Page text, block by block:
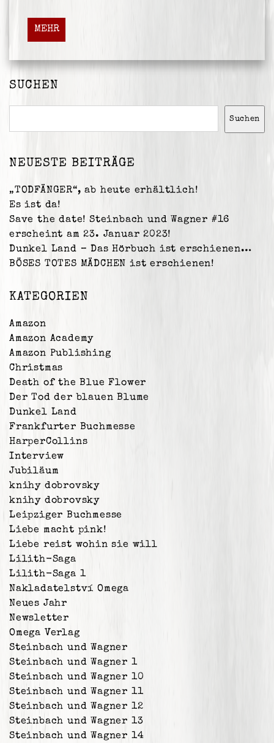
MEHR
SUCHEN
Suchen
NEUESTE BEITRÄGE
„TODFÄNGER“, ab heute erhältlich!
Es ist da!
Save the date! Steinbach und Wagner #16
erscheint am 23. Januar 2023!
Dunkel Land – Das Hörbuch ist erschienen…
BÖSES TOTES MÄDCHEN ist erschienen!
KATEGORIEN
Amazon
Amazon Academy
Amazon Publishing
Christmas
Death of the Blue Flower
Der Tod der blauen Blume
Dunkel Land
Frankfurter Buchmesse
HarperCollins
Interview
Jubiläum
knihy dobrovsky
knihy dobrovsky
Leipziger Buchmesse
Liebe macht pink!
Liebe reist wohin sie will
Lilith-Saga
Lilith-Saga 1
Nakladatelství Omega
Neues Jahr
Newsletter
Omega Verlag
Steinbach und Wagner
Steinbach und Wagner 1
Steinbach und Wagner 10
Steinbach und Wagner 11
Steinbach und Wagner 12
Steinbach und Wagner 13
Steinbach und Wagner 14